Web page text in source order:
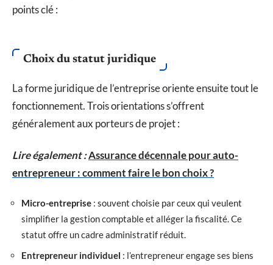
points clé :
Choix du statut juridique
La forme juridique de l’entreprise oriente ensuite tout le
fonctionnement. Trois orientations s’offrent
généralement aux porteurs de projet :
Lire également :Assurance décennale pour auto-
entrepreneur : comment faire le bon choix ?
Micro-entreprise : souvent choisie par ceux qui veulent
simplifier la gestion comptable et alléger la fiscalité. Ce
statut offre un cadre administratif réduit.
Entrepreneur individuel : l’entrepreneur engage ses biens